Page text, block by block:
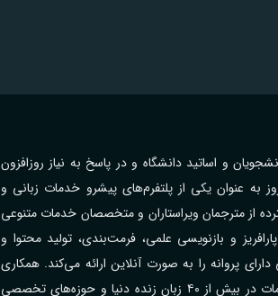
دانشجویان و اساتید دانشگاه و در پاسخ به نیاز روزافزون
عنوان یکی از پلتفرم‌های پیشرو خدمات زبانی و
از مترجمان ویراستاران و متخصصان خدمات متنوعی
و بازنویسی علمی، فرمت‌بندی، تولید محتوا و
پروانه را به صورت آنلاین ارائه می‌کند. همکاری
گسترده با مراکز علمی دانشگاه‌ها شرکت‌ها و سازمان‌های مختلف و ارائه خدمات در بیش از ۴۰ زبان زنده دنیا و حوزه‌های تخصصی